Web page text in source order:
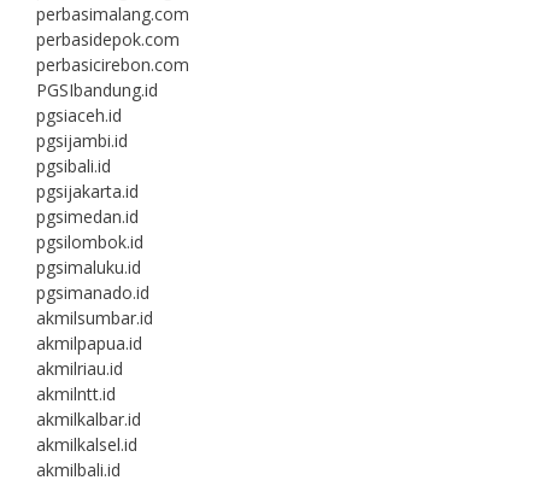
perbasimalang.com
perbasidepok.com
perbasicirebon.com
PGSIbandung.id
pgsiaceh.id
pgsijambi.id
pgsibali.id
pgsijakarta.id
pgsimedan.id
pgsilombok.id
pgsimaluku.id
pgsimanado.id
akmilsumbar.id
akmilpapua.id
akmilriau.id
akmilntt.id
akmilkalbar.id
akmilkalsel.id
akmilbali.id